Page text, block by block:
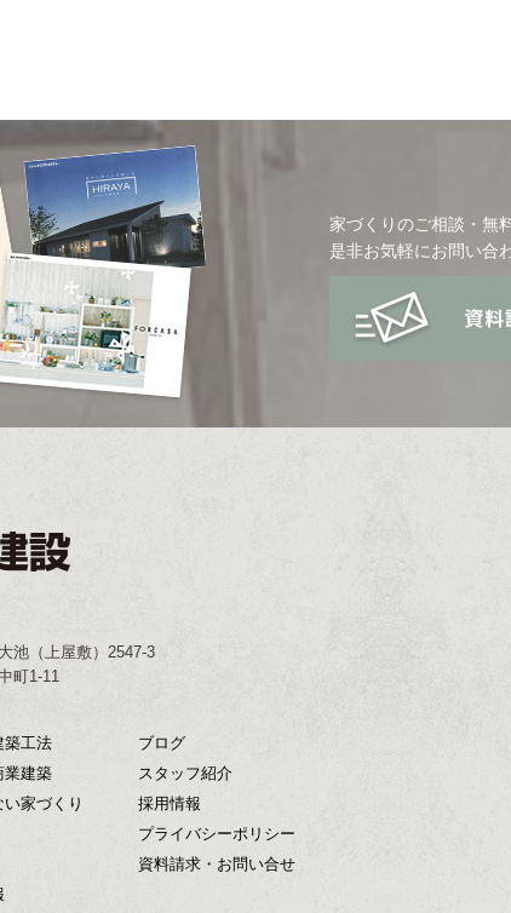
家づくりのご相談・無
是非お気軽にお問い合
（上屋敷）2547-3
町1-11
築工法
業建築
家づくり
ブログ
スタッフ紹介
採用情報
プライバシーポリシー
資料請求・お問い合せ